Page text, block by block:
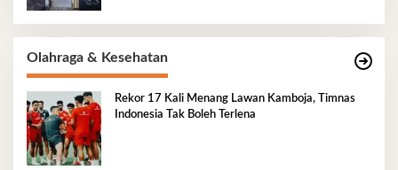
Olahraga & Kesehatan
Rekor 17 Kali Menang Lawan Kamboja, Timnas
Indonesia Tak Boleh Terlena